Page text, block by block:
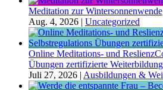
Meditation zur Wintersonnenwende
Aug. 4, 2026 | Uncategorized
Online Meditations- und
Übungen zertifizierte Weiterbildung
Juli 27, 2026 | Ausbildungen &